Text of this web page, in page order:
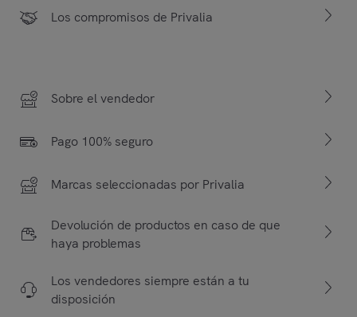
Los compromisos de Privalia
Sobre el vendedor
Pago 100% seguro
Marcas seleccionadas por Privalia
Devolución de productos en caso de que
haya problemas
Los vendedores siempre están a tu
disposición